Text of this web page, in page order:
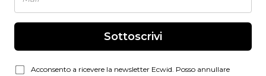
Sottoscrivi
Acconsento a ricevere la newsletter Ecwid. Posso annullare